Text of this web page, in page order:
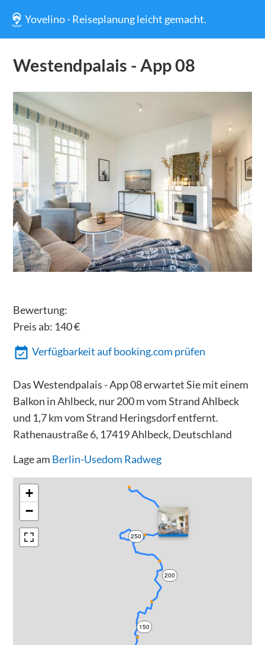
Yovelino - Reiseplanung leicht gemacht.
Westendpalais - App 08
Bewertung:
Preis ab: 140€
Verfügbarkeit auf booking.com prüfen
Das Westendpalais - App 08 erwartet Sie mit einem
Balkon in Ahlbeck, nur 200 m vom Strand Ahlbeck
und 1,7 km vom Strand Heringsdorf entfernt.
Rathenaustraße 6, 17419 Ahlbeck, Deutschland
Lage am Berlin-Usedom Radweg
150
200
250
300
+
−